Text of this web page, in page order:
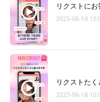
リクストに
2025-06-19
リクストた
2025-06-18